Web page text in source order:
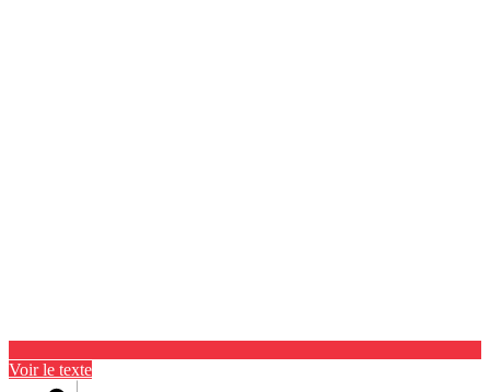
Voir le texte